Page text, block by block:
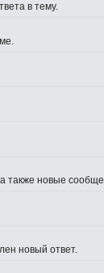
в тему.
также новые
новый ответ.